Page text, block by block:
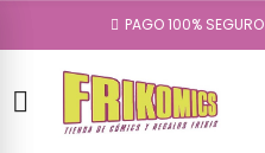
PAGO 100% SEGURO